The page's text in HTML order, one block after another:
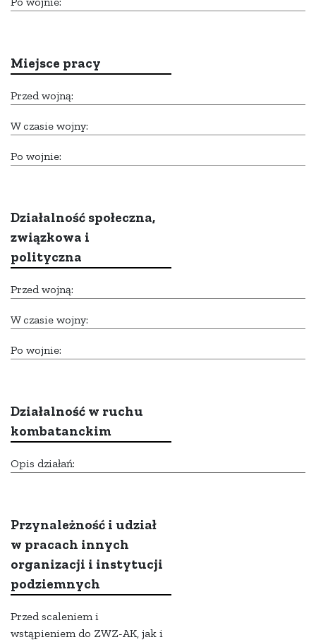
Miejsce pracy
Przed wojną:
W czasie wojny:
Po wojnie:
Działalność społeczna,
związkowa i
polityczna
Przed wojną:
W czasie wojny:
Po wojnie:
Działalność w ruchu
kombatanckim
Opis działań:
Przynależność i udział
w pracach innych
organizacji i instytucji
podziemnych
Przed scaleniem i
wstąpieniem do ZWZ-AK, jak i